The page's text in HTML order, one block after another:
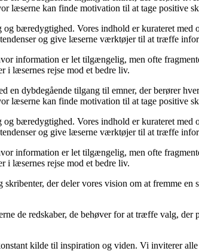
læserne kan finde motivation til at tage positive
bæredygtighed. Vores indhold er kurateret med
og give læserne værktøjer til at træffe
information er let tilgængelig, men ofte
i læsernes rejse mod et bedre liv.
dybdegående tilgang til emner, der berører
læserne kan finde motivation til at tage positive
bæredygtighed. Vores indhold er kurateret med
og give læserne værktøjer til at træffe
information er let tilgængelig, men ofte
i læsernes rejse mod et bedre liv.
der deler vores vision om at fremme en
de redskaber, de behøver for at træffe valg,
kilde til inspiration og viden. Vi inviterer